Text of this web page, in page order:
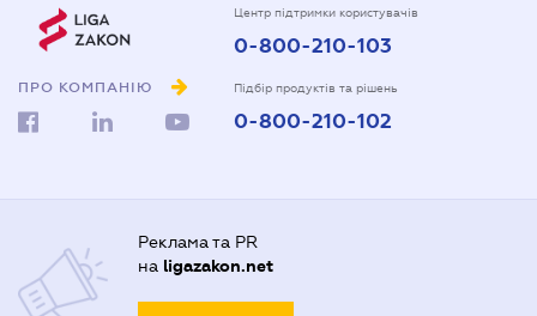
ПРО КОМПАНІЮ
Центр підтримки користувачів
0-800-210-103
Підбір продуктів та рішень
0-800-210-102
Реклама та PR
на ligazakon.net